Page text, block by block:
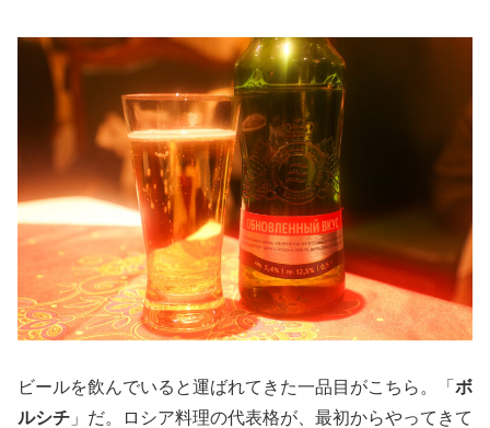
ビールを飲んでいると運ばれてきた一品目がこちら。「 ボ
ルシチ 」だ。ロシア料理の代表格が、最初からやってきて